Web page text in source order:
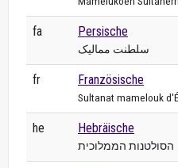
fa Persische
سلطنت ممالیک
fr Französische
Sultanat mamelouk
he Hebräische
הסולטנות הממלוכית